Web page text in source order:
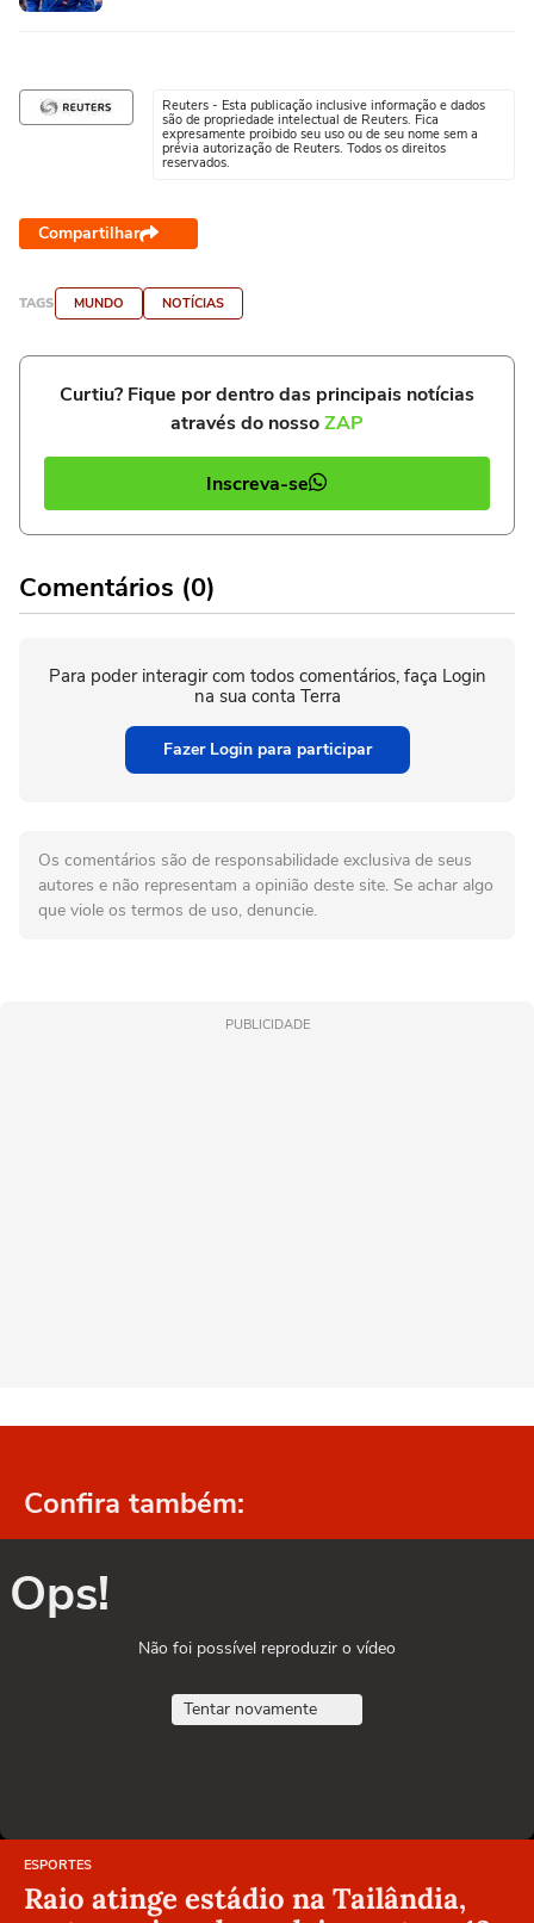
Reuters - Esta publicação inclusive informação e dados
são de propriedade intelectual de Reuters. Fica
expresamente proibido seu uso ou de seu nome sem a
prévia autorização de Reuters. Todos os direitos
reservados.
Compartilhar
TAGS MUNDO NOTÍCIAS
Curtiu? Fique por dentro das principais notícias
através do nossoZAP
Inscreva-se
Comentários (0)
Para poder interagir com todos comentários, faça Login
na sua conta Terra
Fazer Login para participar
Os comentários são de responsabilidade exclusiva de seus
autores e não representam a opinião deste site. Se achar algo
que viole os termos de uso, denuncie.
PUBLICIDADE
Confira também:
Ops!
Não foi possível reproduzir o vídeo
Tentar novamente
ESPORTES
Raio atinge estádio na Tailândia,